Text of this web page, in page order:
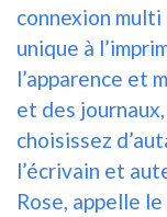
connexion
unique à
l’apparence et
et des
choisissez
l’écrivain et
Rose, appelle le